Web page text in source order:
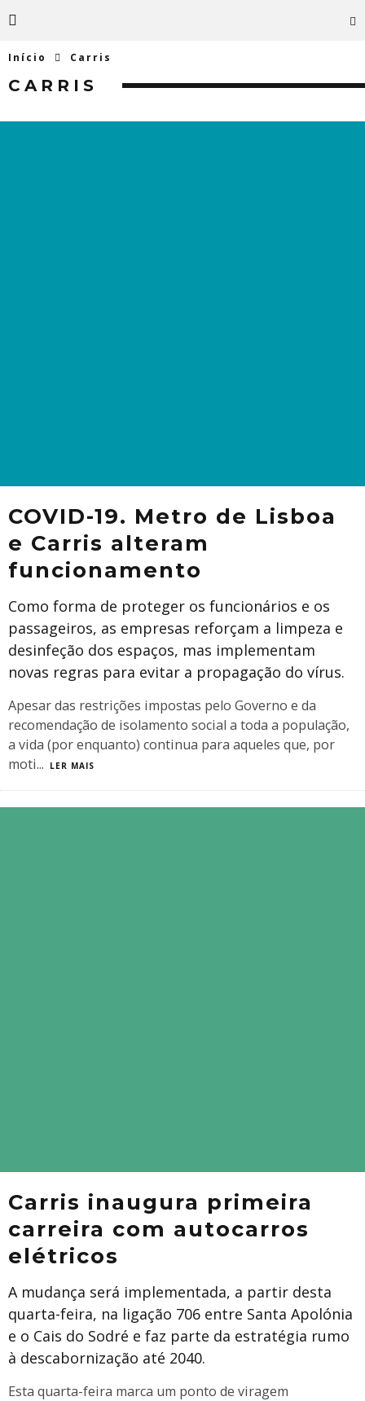
Início Carris
CARRIS
COVID-19. Metro de Lisboa
e Carris alteram
funcionamento
Como forma de proteger os funcionários e os
passageiros, as empresas reforçam a limpeza e
desinfeção dos espaços, mas implementam
novas regras para evitar a propagação do vírus.
Apesar das restrições impostas pelo Governo e da
recomendação de isolamento social a toda a população,
a vida (por enquanto) continua para aqueles que, por
moti... LER MAIS
Carris inaugura primeira
carreira com autocarros
elétricos
A mudança será implementada, a partir desta
quarta-feira, na ligação 706 entre Santa Apolónia
e o Cais do Sodré e faz parte da estratégia rumo
à descabornização até 2040.
Esta quarta-feira marca um ponto de viragem